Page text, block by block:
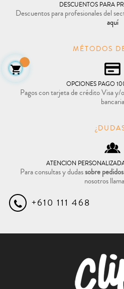
DESCUENTOS PARA
Descuentos para profesionales del
aquí
MÉTODOS
OPCIONES PAGO
Pagos con tarjeta de crédito Visa
bancaria
ATENCION
Para consultas y dudassobre
nosotros
+610 111 468
